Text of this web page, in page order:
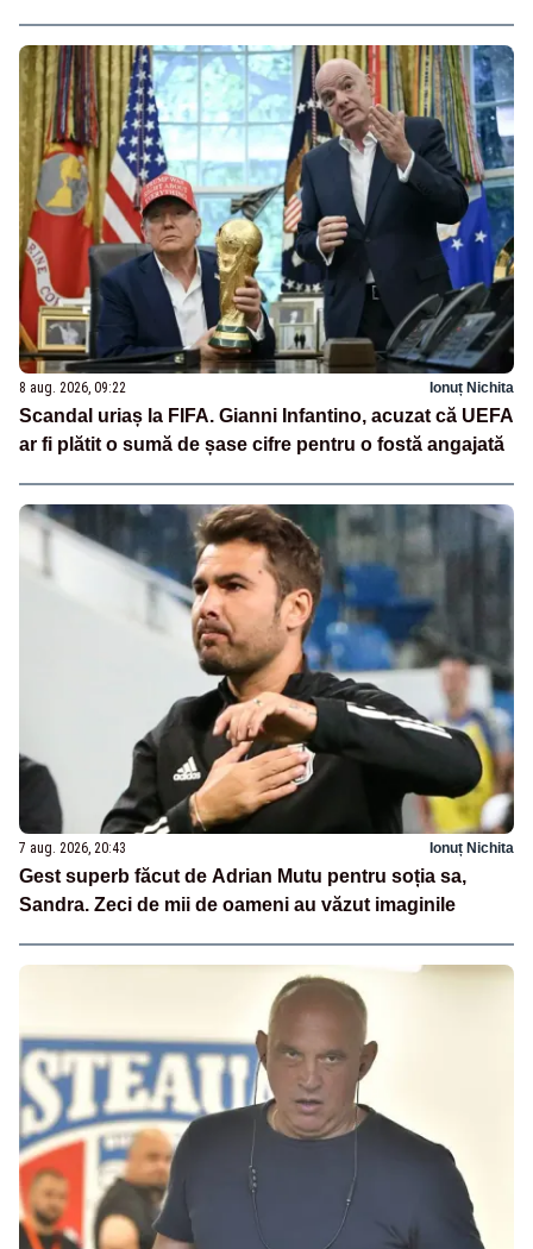
8 aug. 2026, 09:22 Ionuț Nichita
Scandal uriaș la FIFA. Gianni Infantino, acuzat că UEFA
ar fi plătit o sumă de șase cifre pentru o fostă angajată
7 aug. 2026, 20:43 Ionuț Nichita
Gest superb făcut de Adrian Mutu pentru soția sa,
Sandra. Zeci de mii de oameni au văzut imaginile